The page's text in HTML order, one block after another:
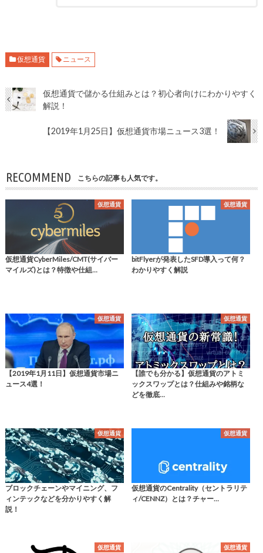
仮想通貨 ニュース
仮想通貨で儲かる仕組みとは？初心者向けにわかりやすく
解説！
【2019年1月25日】仮想通貨市場ニュース3選！
RECOMMEND こちらの記事も人気です。
仮想通貨
仮想通貨CyberMiles/CMT(サイバー
マイルズ)とは？特徴や仕組…
仮想通貨
bitFlyerが発表したSFD導入って何？
わかりやすく解説
仮想通貨
【2019年1月11日】仮想通貨市場ニ
ュース4選！
仮想通貨
【誰でも分かる】仮想通貨のアトミ
ックスワップとは？仕組みや銘柄な
どを徹底…
仮想通貨
ブロックチェーンやマイニング、フ
ィンテックなどを分かりやすく解
説！
仮想通貨
仮想通貨のCentrality（セントラリテ
ィ/CENNZ）とは？チャー…
仮想通貨 仮想通貨